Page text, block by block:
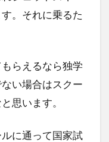
。それに乗るた
らえるなら独学
い場合はスクー
思います。
に通って国家試